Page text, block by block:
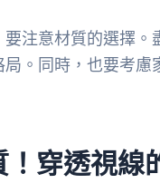
要注意材質的選擇。
局。同時，也要考
穿透視線